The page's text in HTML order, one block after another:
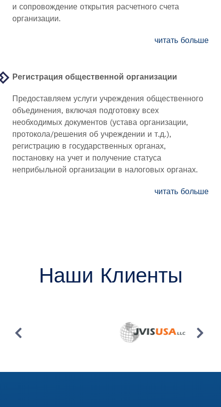
и сопровождение открытия расчетного счета
организации.
читать больше
Регистрация общественной организации
Предоставляем услуги учреждения общественного
объединения, включая подготовку всех
необходимых документов (устава организации,
протокола/решения об учреждении и т.д.),
регистрацию в государственных органах,
постановку на учет и получение статуса
неприбыльной организации в налоговых органах.
читать больше
Наши Клиенты